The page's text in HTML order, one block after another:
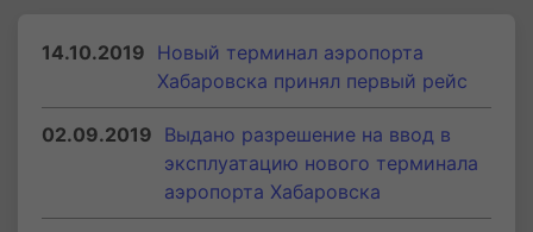
14.10.2019 Новый терминал аэропорта
Хабаровска принял первый рейс
02.09.2019 Выдано разрешение на ввод в
эксплуатацию нового терминала
аэропорта Хабаровска